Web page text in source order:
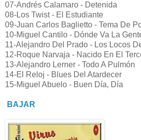
07-Andrés Calamaro - Detenida
08-Los Twist - El Estudiante
09-Juan Carlos Baglietto - Tema De
10-Miguel Cantilo - Dónde Va La
11-Alejandro Del Prado - Los Locos
12-Roque Narvaja - Nacido En El
13-Alejandro Lerner - Todo A Pulmón
14-El Reloj - Blues Del Atardecer
15-Miguel Abuelo - Buen Día, Día
BAJAR